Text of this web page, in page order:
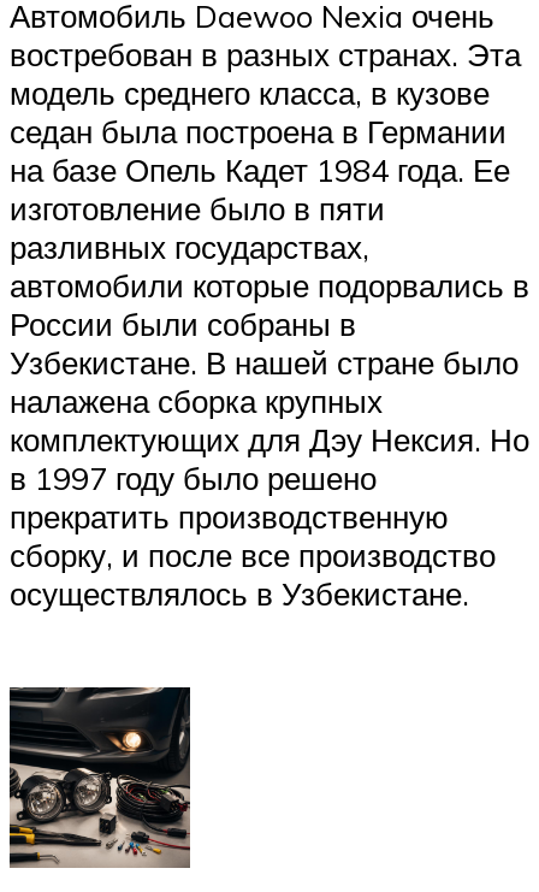
Автомобиль Daewoo Nexia очень
востребован в разных странах. Эта
модель среднего класса, в кузове
седан была построена в Германии
на базе Опель Кадет 1984 года. Ее
изготовление было в пяти
разливных государствах,
автомобили которые подорвались в
России были собраны в
Узбекистане. В нашей стране было
налажена сборка крупных
комплектующих для Дэу Нексия. Но
в 1997 году было решено
прекратить производственную
сборку, и после все производство
осуществлялось в Узбекистане.